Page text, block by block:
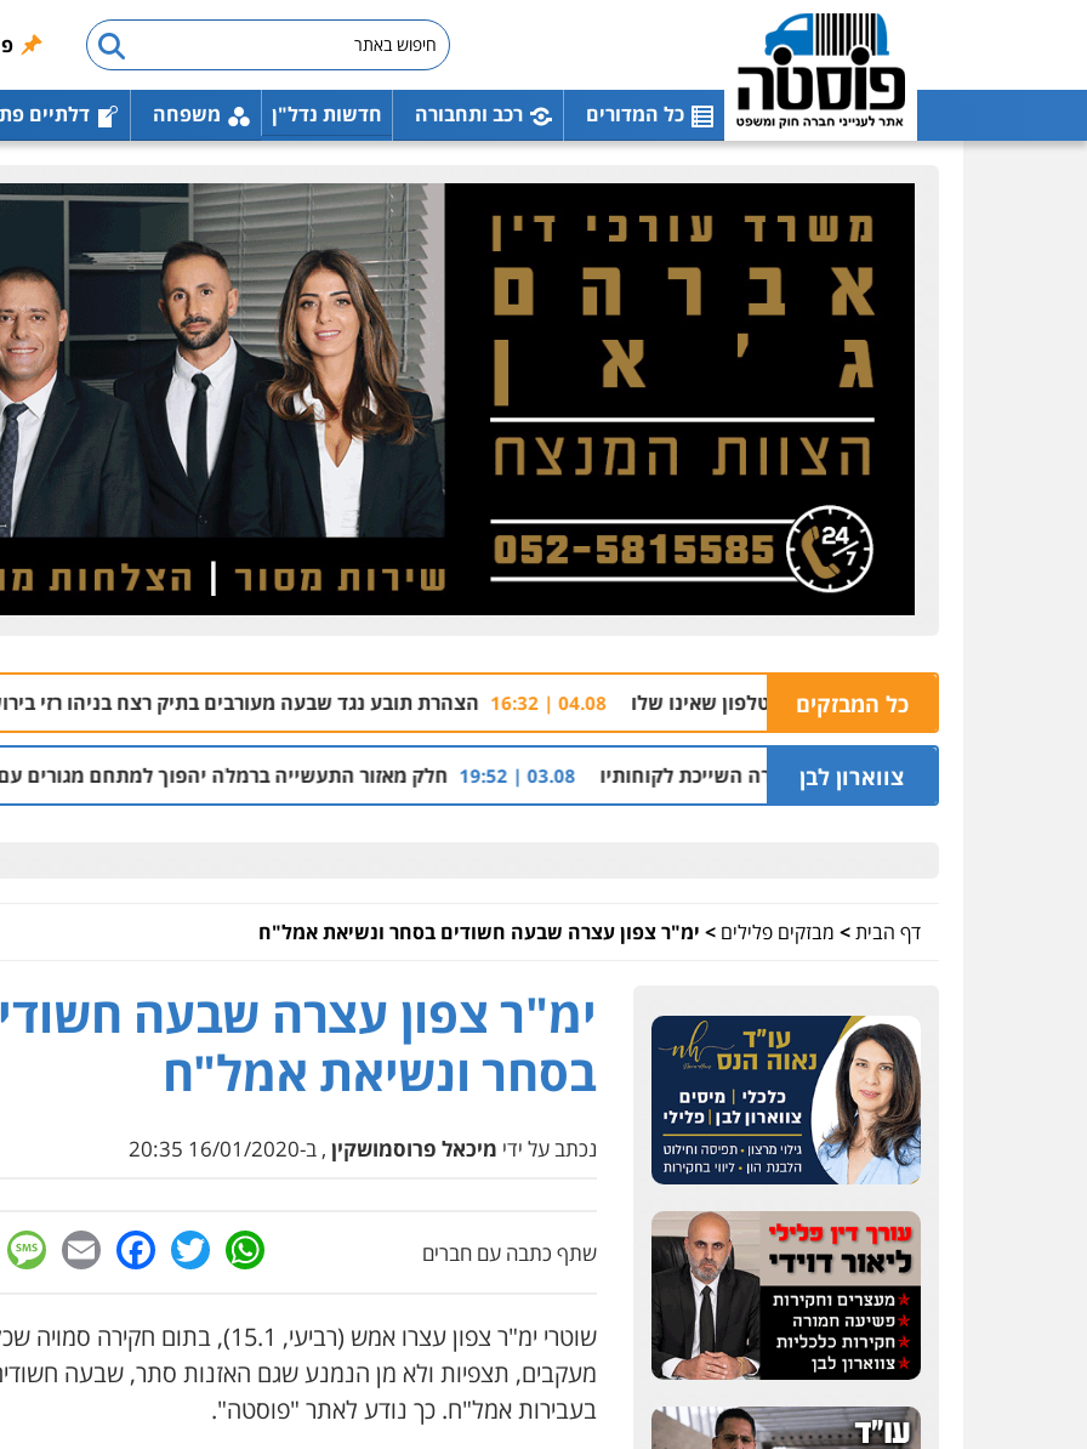
כל המדורים רכב ותחבורה חדשות נדל"ן משפחה דלתיים
כל המבזקים 04.08 | 16:32 הצהרת תובע נגד שבעה מעורבים בתיק רצח בניהו רזי בירושלים 04.08 | 13:37
צווארון לבן
מיליון שקל על דירה השייכת לקוחותיו 03.08 | 19:52 חלק מאזור התעשייה ברמלה יהפוך למתחם מגורים עם 1,700 יחידות דיור
דף הבית> מבזקים פלילים > ימ"ר צפון עצרה שבעה חשודים בסחר ונשיאת אמל"ח
ימ"ר צפון עצרה שבעה
בסחר ונשיאת אמל"ח
נכתב על ידי מיכאל פרוסמושקין , ב-16/01/2020 20:35
שתף כתבה עם חברים WhatsApp
Twitter
שוטרי ימ"ר צפון עצרו אמש (רביעי, 15.1), בתום חקירה
מעקבים, תצפיות ולא מן הנמנע שגם האזנות סתר, שבעה
בעבירות אמל"ח. כך נודע לאתר "פוסטה".